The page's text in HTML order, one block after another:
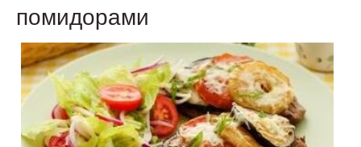
помидорами